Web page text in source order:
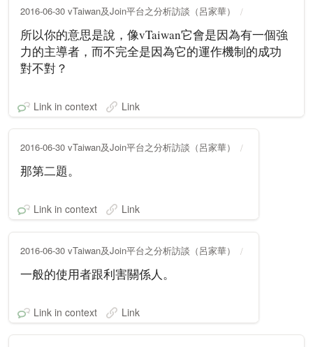
2016-06-30 vTaiwan及Join平台之分析訪談（呂家華）
所以你的意思是說，像vTaiwan它會是因為有一個強
力的主導者，而不完全是因為它的運作機制的成功
對不對？
Link in context Link
2016-06-30 vTaiwan及Join平台之分析訪談（呂家華）
那第二題。
Link in context Link
2016-06-30 vTaiwan及Join平台之分析訪談（呂家華）
一般的使用者跟利害關係人。
Link in context Link